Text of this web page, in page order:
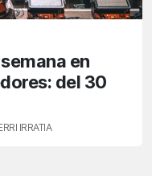
en
del 30
IRRATIA